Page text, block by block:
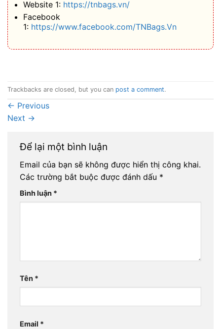
Website 1: https://tnbags.vn/
Facebook
1: https://www.facebook.com/TNBags.Vn
Trackbacks are closed, but you can post a comment.
← Previous
Next →
Để lại một bình luận
Email của bạn sẽ không được hiển thị công khai.
Các trường bắt buộc được đánh dấu *
Bình luận *
Tên *
Email *